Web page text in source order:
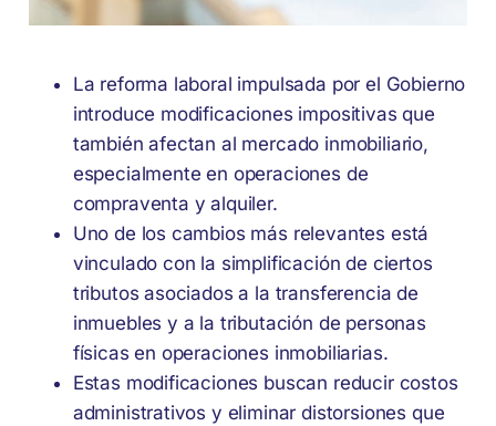
La reforma laboral impulsada por el Gobierno
introduce modificaciones impositivas que
también afectan al mercado inmobiliario,
especialmente en operaciones de
compraventa y alquiler.
Uno de los cambios más relevantes está
vinculado con la simplificación de ciertos
tributos asociados a la transferencia de
inmuebles y a la tributación de personas
físicas en operaciones inmobiliarias.
Estas modificaciones buscan reducir costos
administrativos y eliminar distorsiones que